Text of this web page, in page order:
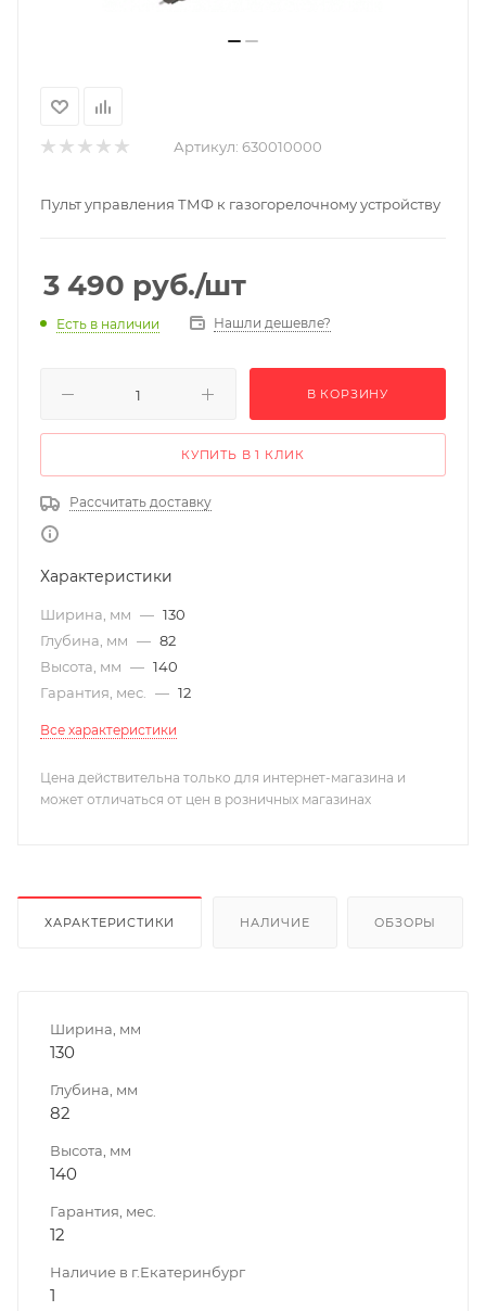
Артикул: 630010000
Пульт управления ТМФ к газогорелочному устройству
3 490 руб./шт
Есть в наличии Нашли дешевле?
В КОРЗИНУ
КУПИТЬ В 1 КЛИК
Рассчитать доставку
Характеристики
Ширина, мм — 130
Глубина, мм — 82
Высота, мм — 140
Гарантия, мес.
— 12
Все характеристики
Цена действительна только для интернет-магазина и
может отличаться от цен в розничных магазинах
ХАРАКТЕРИСТИКИ НАЛИЧИЕ ОБЗОРЫ
Ширина, мм
130
Глубина, мм
82
Высота, мм
140
Гарантия, мес.
12
Наличие в г.Екатеринбург
1